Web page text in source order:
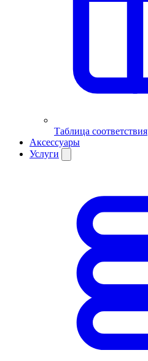
Таблица соответствия
Аксессуары
Услуги